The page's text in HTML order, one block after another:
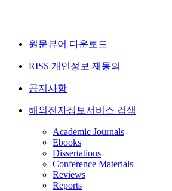
원문뷰어 다운로드
RISS 개인정보 재동의
공지사항
해외전자정보서비스 검색
Academic Journals
Ebooks
Dissertations
Conference Materials
Reviews
Reports